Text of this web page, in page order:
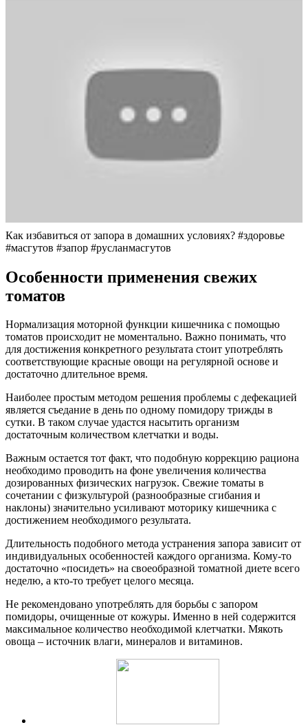
Как избавиться от запора в домашних условиях? #здоровье
#масгутов #запор #русланмасгутов
Особенности применения свежих
томатов
Нормализация моторной функции кишечника с помощью
томатов происходит не моментально. Важно понимать, что
для достижения конкретного результата стоит употреблять
соответствующие красные овощи на регулярной основе и
достаточно длительное время.
Наиболее простым методом решения проблемы с дефекацией
является съедание в день по одному помидору трижды в
сутки. В таком случае удастся насытить организм
достаточным количеством клетчатки и воды.
Важным остается тот факт, что подобную коррекцию рациона
необходимо проводить на фоне увеличения количества
дозированных физических нагрузок. Свежие томаты в
сочетании с физкультурой (разнообразные сгибания и
наклоны) значительно усиливают моторику кишечника с
достижением необходимого результата.
Длительность подобного метода устранения запора зависит от
индивидуальных особенностей каждого организма. Кому-то
достаточно «посидеть» на своеобразной томатной диете всего
неделю, а кто-то требует целого месяца.
Не рекомендовано употреблять для борьбы с запором
помидоры, очищенные от кожуры. Именно в ней содержится
максимальное количество необходимой клетчатки. Мякоть
овоща – источник влаги, минералов и витаминов.